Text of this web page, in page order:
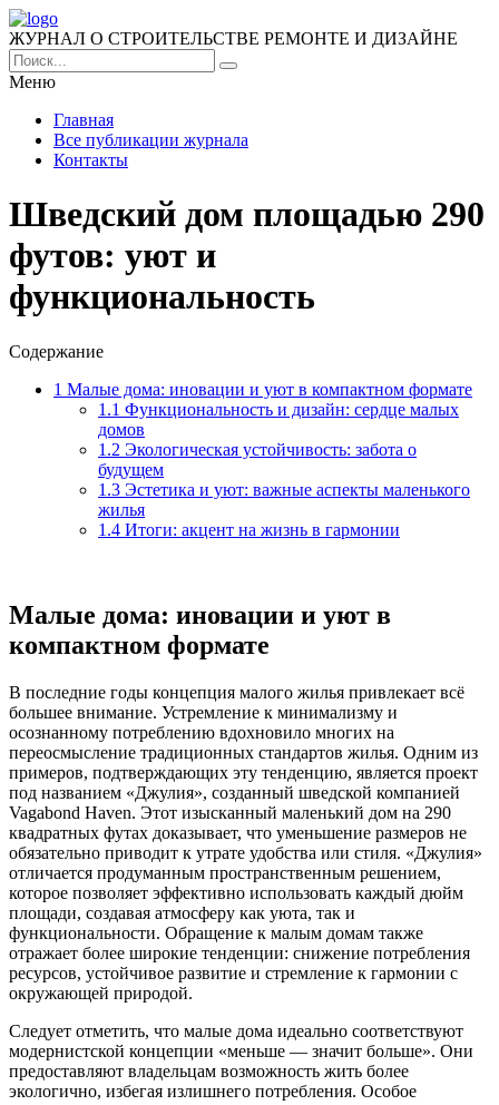
ЖУРНАЛ О СТРОИТЕЛЬСТВЕ РЕМОНТЕ И ДИЗАЙНЕ
Меню
Главная
Все публикации журнала
Контакты
Шведский дом площадью 290
футов: уют и
функциональность
Содержание
1 Малые дома: иновации и уют в компактном формате
1.1 Функциональность и дизайн: сердце малых
домов
1.2 Экологическая устойчивость: забота о
будущем
1.3 Эстетика и уют: важные аспекты маленького
жилья
1.4 Итоги: акцент на жизнь в гармонии
Малые дома: иновации и уют в
компактном формате
В последние годы концепция малого жилья привлекает всё
большее внимание. Устремление к минимализму и
осознанному потреблению вдохновило многих на
переосмысление традиционных стандартов жилья. Одним из
примеров, подтверждающих эту тенденцию, является проект
под названием «Джулия», созданный шведской компанией
Vagabond Haven. Этот изысканный маленький дом на 290
квадратных футах доказывает, что уменьшение размеров не
обязательно приводит к утрате удобства или стиля. «Джулия»
отличается продуманным пространственным решением,
которое позволяет эффективно использовать каждый дюйм
площади, создавая атмосферу как уюта, так и
функциональности. Обращение к малым домам также
отражает более широкие тенденции: снижение потребления
ресурсов, устойчивое развитие и стремление к гармонии с
окружающей природой.
Следует отметить, что малые дома идеально соответствуют
модернистской концепции «меньше — значит больше». Они
предоставляют владельцам возможность жить более
экологично, избегая излишнего потребления. Особое